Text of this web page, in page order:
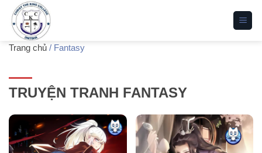
qua
dungTrang chủ / Fantasy
TRUYỆN TRANH FANTASY